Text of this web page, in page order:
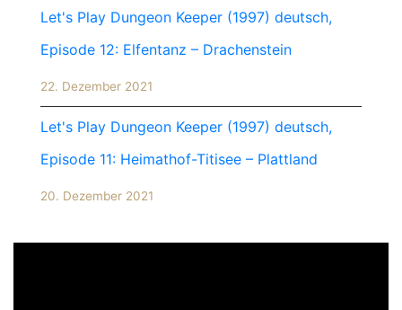
Let's Play Dungeon Keeper (1997) deutsch,
Episode 12: Elfentanz – Drachenstein
22. Dezember 2021
Let's Play Dungeon Keeper (1997) deutsch,
Episode 11: Heimathof-Titisee – Plattland
20. Dezember 2021